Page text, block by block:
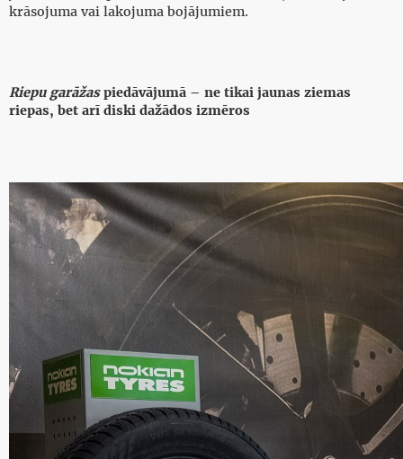
krāsojuma vai lakojuma bojājumiem.
Riepu garāžaspiedāvājumā – ne tikai jaunas ziemas
riepas, bet arī diski dažādos izmēros